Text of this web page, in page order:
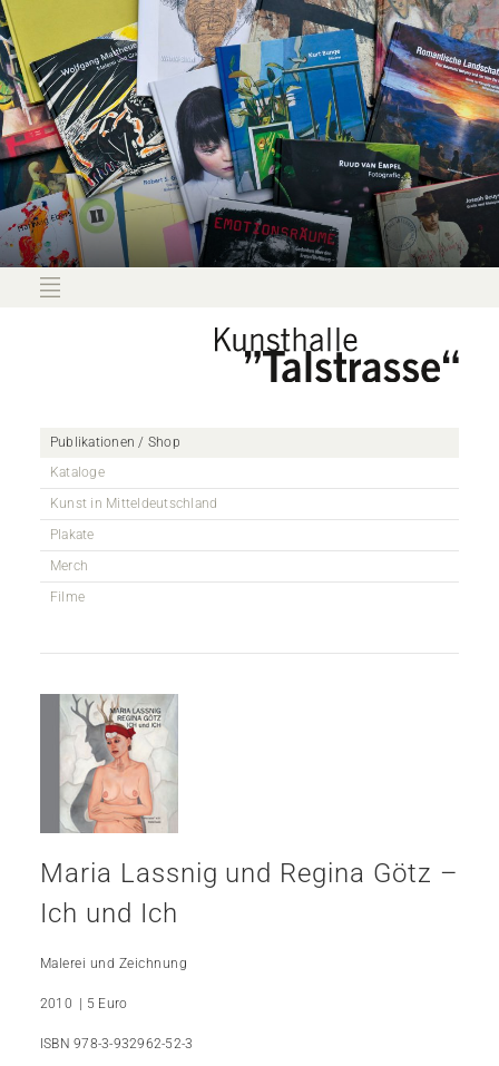
Publikationen / Shop
Kataloge
Kunst in Mitteldeutschland
Plakate
Merch
Filme
Maria Lassnig und Regina Götz –
Ich und Ich
Malerei und Zeichnung
2010 | 5 Euro
ISBN 978-3-932962-52-3